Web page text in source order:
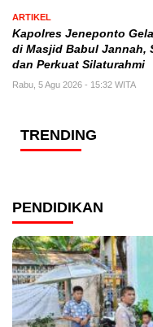
ARTIKEL
Kapolres Jeneponto
di Masjid Babul Jannah,
dan Perkuat Silaturahmi
Rabu, 5 Agu 2026 - 15:32 WITA
TRENDING
PENDIDIKAN